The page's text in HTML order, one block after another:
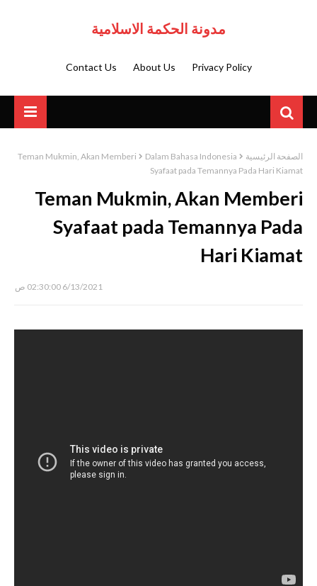
مدونة الحكمة الاسلامية
Privacy Policy
About Us
Contact Us
الصفحة الرئيسية Dalam Bahasa Indonesia
Teman Mukmin, Akan Memberi
Syafaat pada Temannya Pada Hari Kiamat
Teman Mukmin, Akan Memberi
Syafaat pada Temannya Pada
Hari Kiamat
6/13/2021 02:30:00 ص